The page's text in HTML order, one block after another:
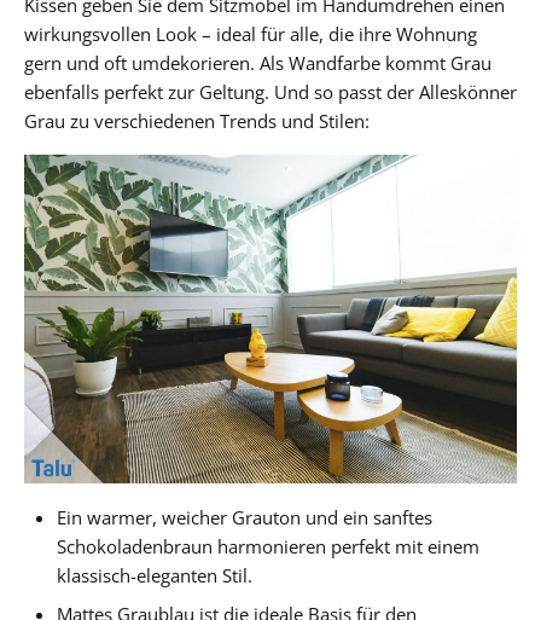
wirkungsvollen Look – ideal für alle, die ihre Wohnung
gern und oft umdekorieren. Als Wandfarbe kommt Grau
ebenfalls perfekt zur Geltung. Und so passt der Alleskönner
Grau zu verschiedenen Trends und Stilen:
Ein warmer, weicher Grauton und ein sanftes
Schokoladenbraun harmonieren perfekt mit einem
klassisch-eleganten Stil.
Mattes Graublau ist die ideale Basis für den